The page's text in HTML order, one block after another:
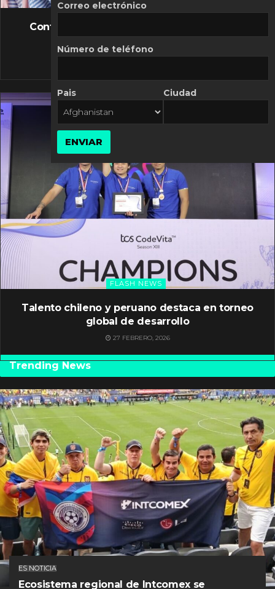
FLASH NEWS
Controversia de Mercado Libre por costos
10 MARZO, 2026
FLASH NEWS
Talento chileno y peruano destaca en torneo
global de desarrollo
27 FEBRERO, 2026
Trending News
ES NOTICIA
Ecosistema regional de Intcomex se
Correo electrónico
Número de teléfono
Pais Ciudad
ENVIAR